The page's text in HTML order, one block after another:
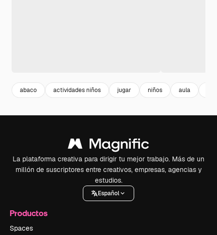
abaco actividades niños jugar niños aula
La plataforma creativa para dirigir tu mejor trabajo. Más de un
millón de suscriptores entre creativos, empresas, agencias y
estudios.
Español
Productos
Spaces